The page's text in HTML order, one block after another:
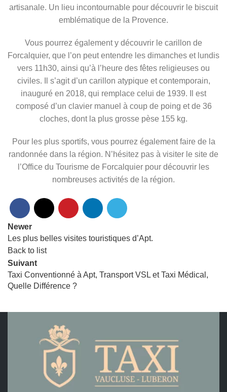
artisanale. Un lieu incontournable pour découvrir le biscuit
emblématique de la Provence.
Vous pourrez également y découvrir le carillon de
Forcalquier, que l’on peut entendre les dimanches et lundis
vers 11h30, ainsi qu’à l’heure des fêtes religieuses ou
civiles. Il s’agit d’un carillon atypique et contemporain,
inauguré en 2018, qui remplace celui de 1939. Il est
composé d’un clavier manuel à coup de poing et de 36
cloches, dont la plus grosse pèse 155 kg.
Pour les plus sportifs, vous pourrez également faire de la
randonnée dans la région. N’hésitez pas à visiter le site de
l’Office du Tourisme de Forcalquier pour découvrir les
nombreuses activités de la région.
Newer
Les plus belles visites touristiques d’Apt.
Back to list
Suivant
Taxi Conventionné à Apt, Transport VSL et Taxi Médical,
Quelle Différence ?